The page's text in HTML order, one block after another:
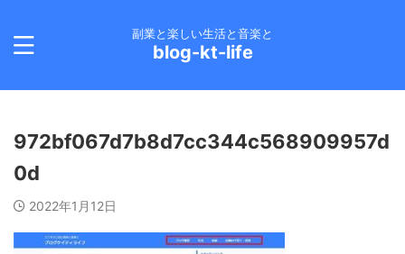
副業と楽しい生活と音楽と
blog-kt-life
972bf067d7b8d7cc344c568909957d
0d
2022年1月12日